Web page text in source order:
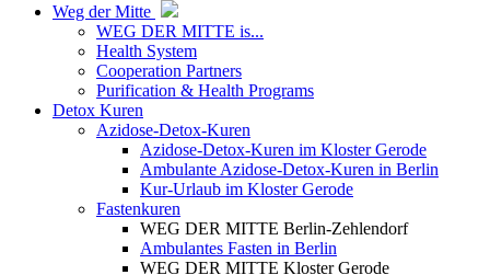
Weg der Mitte
WEG DER MITTE is...
Health System
Cooperation Partners
Purification & Health Programs
Detox Kuren
Azidose-Detox-Kuren
Azidose-Detox-Kuren im Kloster Gerode
Ambulante Azidose-Detox-Kuren in Berlin
Kur-Urlaub im Kloster Gerode
Fastenkuren
WEG DER MITTE Berlin-Zehlendorf
Ambulantes Fasten in Berlin
WEG DER MITTE Kloster Gerode